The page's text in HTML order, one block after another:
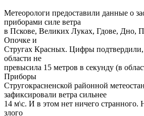
Метеорологи предоставили данные о
приборами силе ветра
в Пскове, Великих Луках, Гдове, Дно,
Опочке и
Стругах Красных. Цифры подтвердили,
области не
превысила 15 метров в секунду (в
Приборы
Стругокрасненской районной
зафиксировали ветра сильнее
14 м\с. И в этом нет ничего странного.
злого